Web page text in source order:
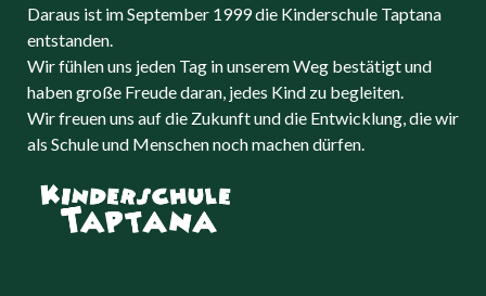
Daraus ist im September 1999 die Kinderschule Taptana
entstanden.
Wir fühlen uns jeden Tag in unserem Weg bestätigt und
haben große Freude daran, jedes Kind zu begleiten.
Wir freuen uns auf die Zukunft und die Entwicklung, die wir
als Schule und Menschen noch machen dürfen.